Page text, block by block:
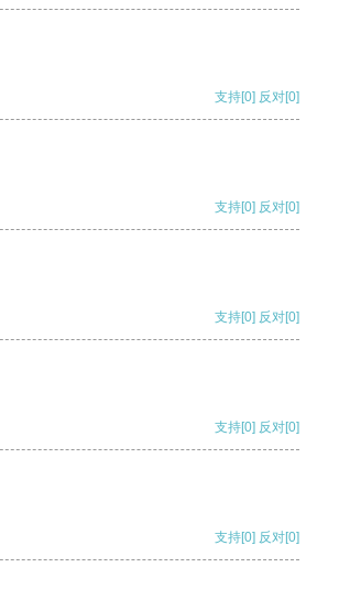
支持[0] 反对[0]
支持[0] 反对[0]
支持[0] 反对[0]
支持[0] 反对[0]
支持[0] 反对[0]